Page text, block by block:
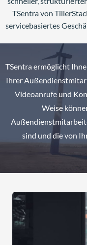
TSentra von
servicebasiertes
TSentra ermöglicht
Ihrer
Videoanrufe und
Weise
sind und die von